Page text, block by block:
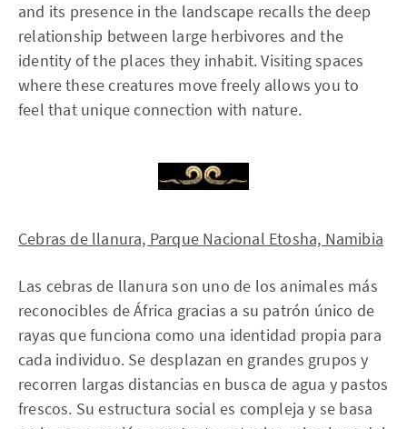
and its presence in the landscape recalls the deep
relationship between large herbivores and the
identity of the places they inhabit. Visiting spaces
where these creatures move freely allows you to
feel that unique connection with nature.
Cebras de llanura, Parque Nacional Etosha, Namibia
Las cebras de llanura son uno de los animales más
reconocibles de África gracias a su patrón único de
rayas que funciona como una identidad propia para
cada individuo. Se desplazan en grandes grupos y
recorren largas distancias en busca de agua y pastos
frescos. Su estructura social es compleja y se basa